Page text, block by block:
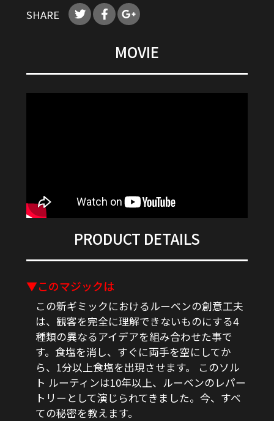
SHARE
MOVIE
PRODUCT DETAILS
▼このマジックは
この新ギミックにおけるルーベンの創意工夫
は、観客を完全に理解できないものにする4
種類の異なるアイデアを組み合わせた事で
す。食塩を消し、すぐに両手を空にしてか
ら、1分以上食塩を出現させます。 このソル
ト ルーティンは10年以上、ルーベンのレパー
トリーとして演じられてきました。今、すべ
ての秘密を教えます。